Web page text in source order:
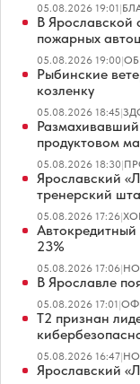
05.08.2026 19:01|
В Ярославской
пожарных
05.08.2026 19:00|
Рыбинские
козленку
05.08.2026 18:45|
продуктовом
05.08.2026 18:30|
Ярославский
тренерский
05.08.2026 17:26|
23%
05.08.2026 17:06|
В Ярославле
05.08.2026 17:01|
Т2 признан
05.08.2026 16:47|
Ярославский